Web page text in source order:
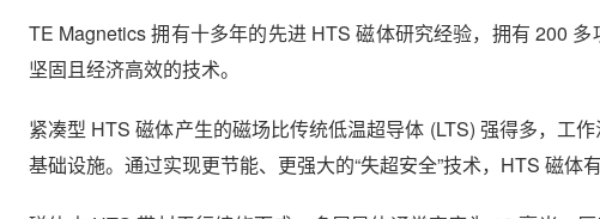
TE Magnetics 拥有十多年的先进 HTS 磁体研究经验，拥有 200
坚固且经济高效的技术。
紧凑型 HTS 磁体产生的磁场比传统低温超导体 (LTS) 强得多，工
基础设施。通过实现更节能、更强大的“失超安全”技术，HTS 磁体